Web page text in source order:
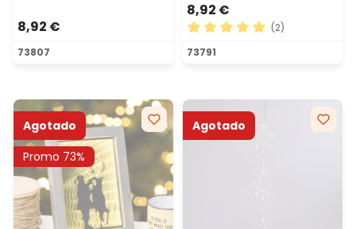
8,92 €
73807
8,92 €
Calificación promedio de
(2)
73791
Agotado
Promo 73%
Agotado